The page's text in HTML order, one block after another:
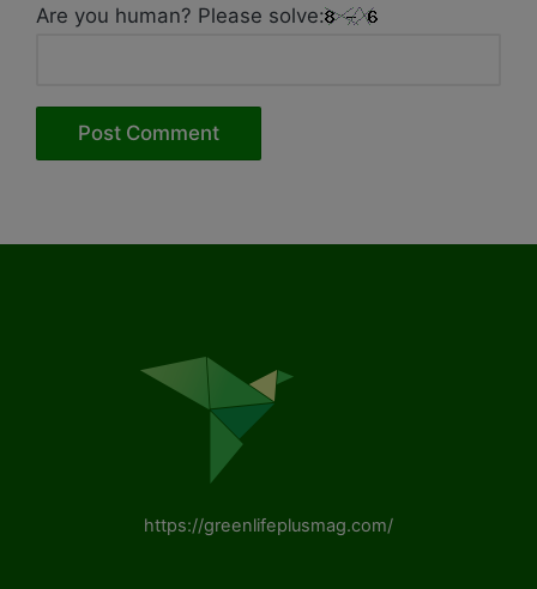
Are you human? Please solve:
https://greenlifeplusmag.com/